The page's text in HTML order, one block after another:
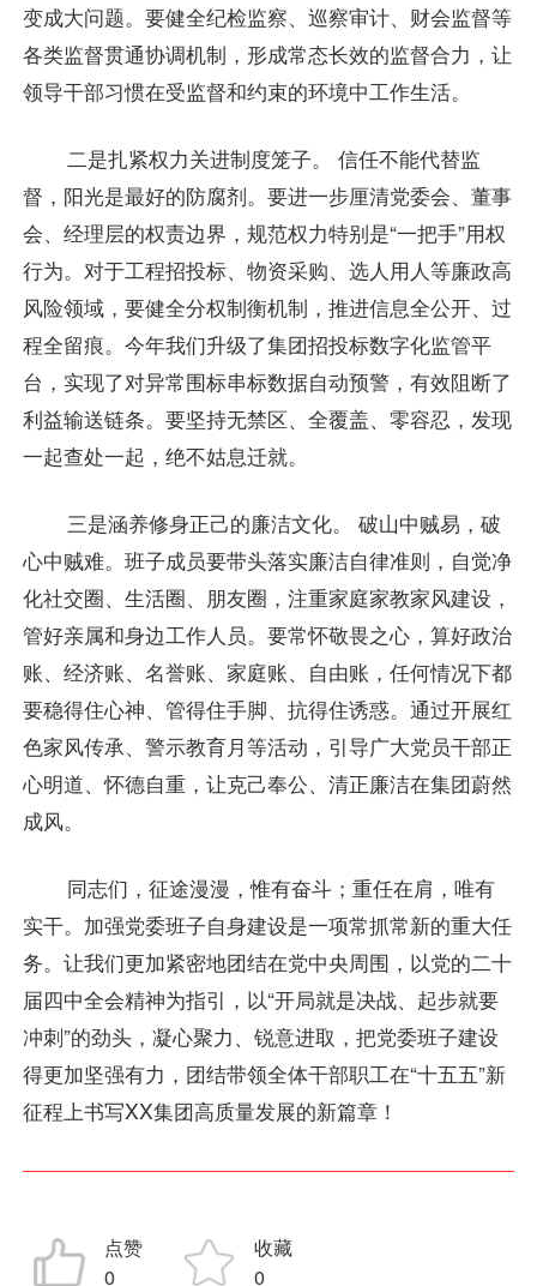
变成大问题。要健全纪检监察、巡察审计、财会监督等
各类监督贯通协调机制，形成常态长效的监督合力，让
领导干部习惯在受监督和约束的环境中工作生活。
二是扎紧权力关进制度笼子。 信任不能代替监
督，阳光是最好的防腐剂。要进一步厘清党委会、董事
会、经理层的权责边界，规范权力特别是“一把手”用权
行为。对于工程招投标、物资采购、选人用人等廉政高
风险领域，要健全分权制衡机制，推进信息全公开、过
程全留痕。今年我们升级了集团招投标数字化监管平
台，实现了对异常围标串标数据自动预警，有效阻断了
利益输送链条。要坚持无禁区、全覆盖、零容忍，发现
一起查处一起，绝不姑息迁就。
三是涵养修身正己的廉洁文化。 破山中贼易，破
心中贼难。班子成员要带头落实廉洁自律准则，自觉净
化社交圈、生活圈、朋友圈，注重家庭家教家风建设，
管好亲属和身边工作人员。要常怀敬畏之心，算好政治
账、经济账、名誉账、家庭账、自由账，任何情况下都
要稳得住心神、管得住手脚、抗得住诱惑。通过开展红
色家风传承、警示教育月等活动，引导广大党员干部正
心明道、怀德自重，让克己奉公、清正廉洁在集团蔚然
成风。
同志们，征途漫漫，惟有奋斗；重任在肩，唯有
实干。加强党委班子自身建设是一项常抓常新的重大任
务。让我们更加紧密地团结在党中央周围，以党的二十
届四中全会精神为指引，以“开局就是决战、起步就要
冲刺”的劲头，凝心聚力、锐意进取，把党委班子建设
得更加坚强有力，团结带领全体干部职工在“十五五”新
征程上书写XX集团高质量发展的新篇章！
点赞
0
收藏
0